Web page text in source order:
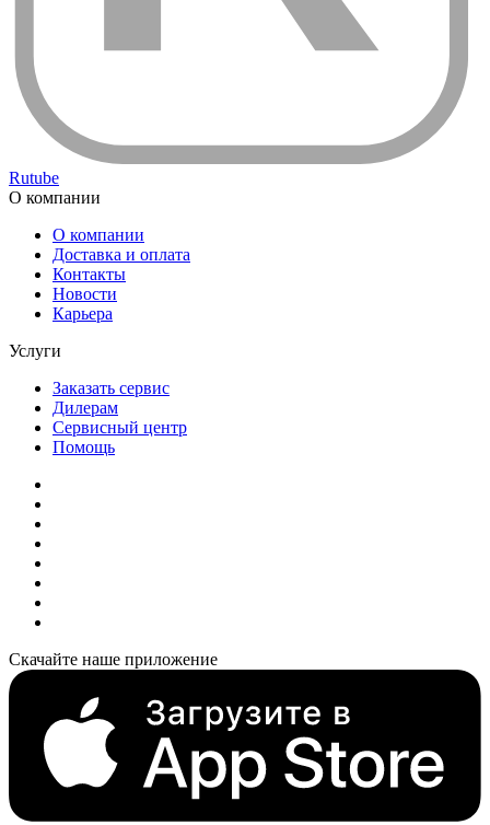
Rutube
О компании
О компании
Доставка и оплата
Контакты
Новости
Карьера
Услуги
Заказать сервис
Дилерам
Сервисный центр
Помощь
Скачайте наше приложение